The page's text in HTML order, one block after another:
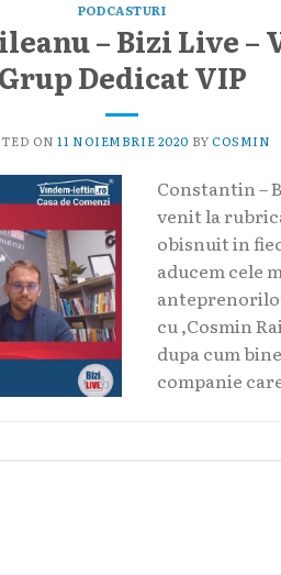
PODCASTURI
– Bizi Live
Grup Dedicat VIP
ON11 NOIEMBRIE 2020 BYCOSMIN
Constantin –
venit la
obisnuit in
aducem cele
cu ,Cosmin
dupa cum
companie